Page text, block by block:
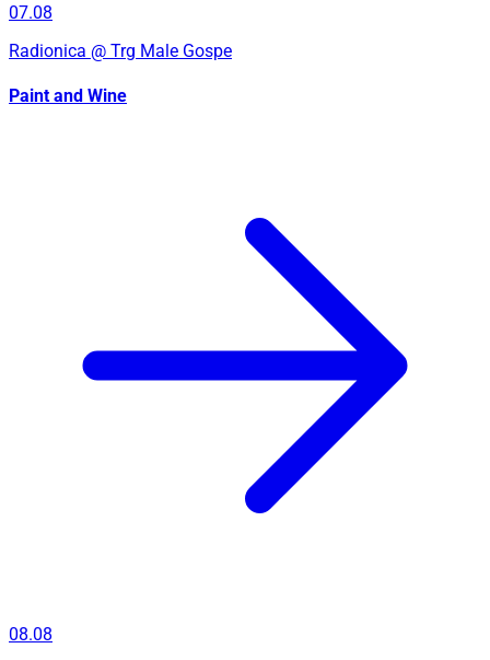
07.08
Radionica @ Trg Male Gospe
Paint and Wine
08.08